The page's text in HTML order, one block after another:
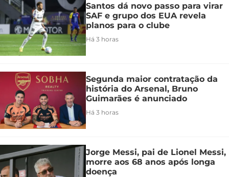
Santos dá novo passo para virar
SAF e grupo dos EUA revela
planos para o clube
Há 3 horas
Segunda maior contratação da
história do Arsenal, Bruno
Guimarães é anunciado
Há 3 horas
Jorge Messi, pai de Lionel Messi,
morre aos 68 anos após longa
doença